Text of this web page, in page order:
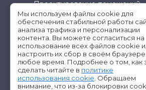
Проектирование помещений
Проектирование кухонь
Мы используем файлы cookie для
обеспечения стабильной работы
анализа трафика и персонализации
контента. Вы можете согласиться на
использование всех файлов cookie
настроить их сбор в своём браузере
любое время. Подробнее о том, как
сделать читайте в политике
использования cookie . Обращаем
внимание, что из-за блокировки